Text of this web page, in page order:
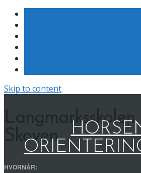
Skip to content
Langmarksskolen
Skoven
HVORNÅR: